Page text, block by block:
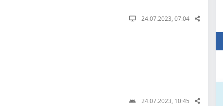
24.07.2023, 07:04
24.07.2023, 10:45